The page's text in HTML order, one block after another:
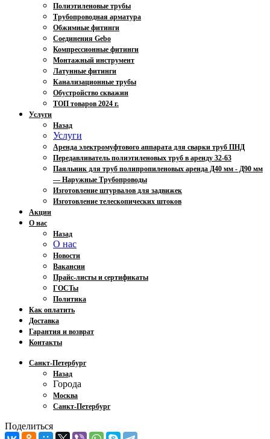
Полиэтиленовые трубы
Трубопроводная арматура
Обжимные фитинги
Соединения Gebo
Компрессионные фитинги
Монтажный инструмент
Латунные фитинги
Канализационные трубы
Обустройство скважин
ТОП товаров 2024 г.
Услуги
Назад
Услуги
Аренда электромуфтового аппарата для сварки труб ПНД
Передавливатель полиэтиленовых труб в аренду 32-63
Паяльник для труб полипропиленовых аренда Д40 мм - Д90 мм
— Наружные Трубопроводы
Изготовление штурвалов для задвижек
Изготовление телескопических штоков
Акции
О нас
Назад
О нас
Новости
Вакансии
Прайс-листы и сертификаты
ГОСТы
Политика
Как оплатить
Доставка
Гарантия и возврат
Контакты
Санкт-Петербург
Назад
Города
Москва
Санкт-Петербург
Поделиться